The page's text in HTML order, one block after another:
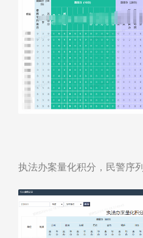
执法办案量化积分，民警序列